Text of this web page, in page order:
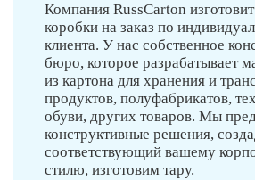
Компания RussCarton
коробки на заказ по
клиента. У нас собственное
бюро, которое разрабатывает
из картона для хранения и
продуктов, полуфабрикатов,
обуви, других товаров. Мы
конструктивные решения,
соответствующий вашему
стилю, изготовим тару.